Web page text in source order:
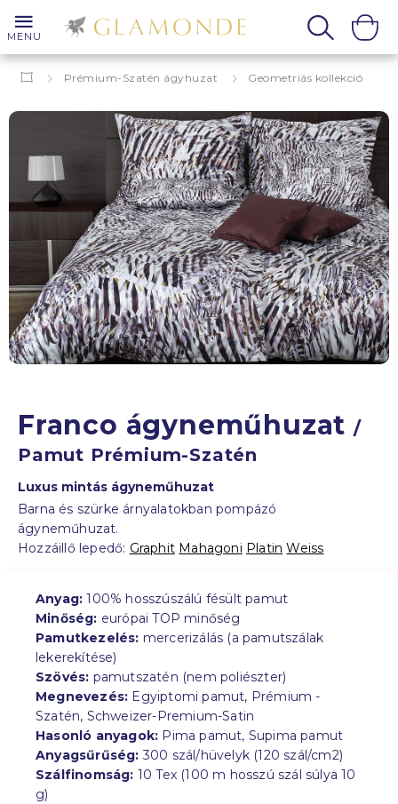
MENU
Prémium-Szatén ágyhuzat Geometriás kollekció
Grafika Franco
Franco ágyneműhuzat /
Pamut Prémium-Szatén
Luxus mintás ágyneműhuzat
Barna és szürke árnyalatokban pompázó
ágyneműhuzat.
Hozzáillő lepedő: Graphit Mahagoni Platin Weiss
Anyag: 100% hosszúszálú fésült pamut
Minőség: európai TOP minőség
Pamutkezelés: mercerizálás (a pamutszálak
lekerekítése)
Szövés: pamutszatén (nem poliészter)
Megnevezés: Egyiptomi pamut, Prémium -
Szatén, Schweizer-Premium-Satin
Hasonló anyagok: Pima pamut, Supima pamut
Anyagsűrűség: 300 szál/hüvelyk (120 szál/cm2)
Szálfinomság: 10 Tex (100 m hosszú szál súlya 10
g)